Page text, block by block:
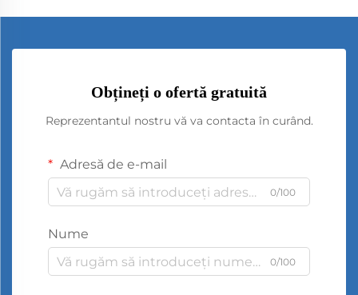
Obțineți o ofertă gratuită
Reprezentantul nostru vă va contacta în curând.
Adresă de e-mail
0/100
Nume
0/100